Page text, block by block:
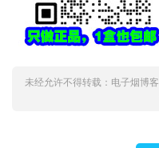
未经允许不得转载： 电子烟博客